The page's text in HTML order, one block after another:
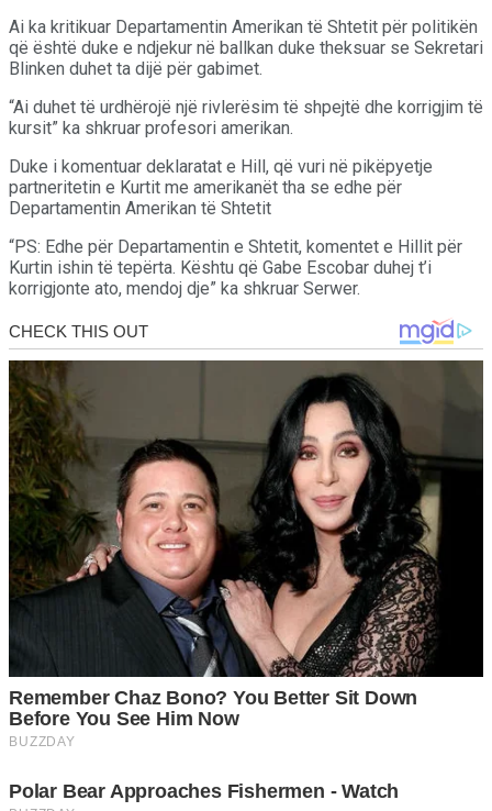
Ai ka kritikuar Departamentin Amerikan të Shtetit për politikën
që është duke e ndjekur në ballkan duke theksuar se Sekretari
Blinken duhet ta dijë për gabimet.
“Ai duhet të urdhërojë një rivlerësim të shpejtë dhe korrigjim të
kursit” ka shkruar profesori amerikan.
Duke i komentuar deklaratat e Hill, që vuri në pikëpyetje
partneritetin e Kurtit me amerikanët tha se edhe për
Departamentin Amerikan të Shtetit
“PS: Edhe për Departamentin e Shtetit, komentet e Hillit për
Kurtin ishin të tepërta. Kështu që Gabe Escobar duhej t’i
korrigjonte ato, mendoj dje” ka shkruar Serwer.